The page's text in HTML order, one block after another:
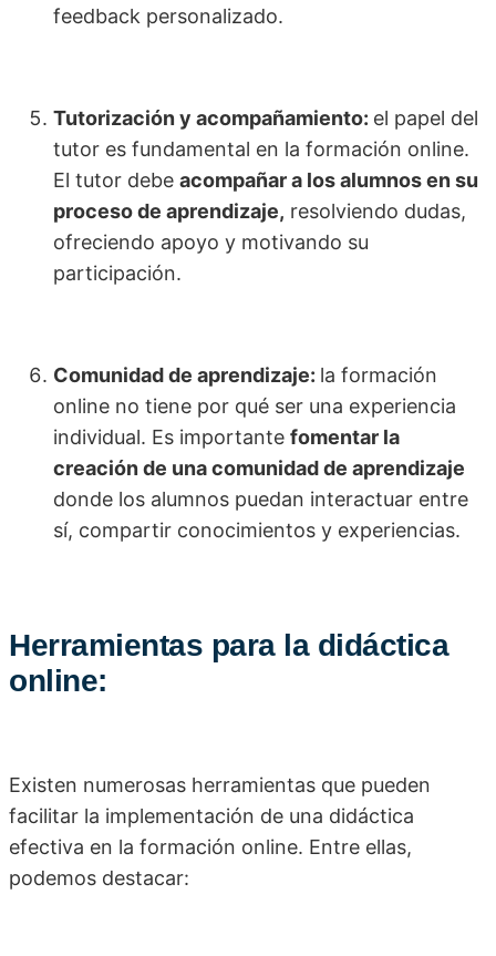
feedback personalizado.
Tutorización y acompañamiento: el papel del
tutor es fundamental en la formación online.
El tutor debe acompañar a los alumnos en su
proceso de aprendizaje, resolviendo dudas,
ofreciendo apoyo y motivando su
participación.
Comunidad de aprendizaje: la formación
online no tiene por qué ser una experiencia
individual. Es importante fomentar la
creación de una comunidad de aprendizaje
donde los alumnos puedan interactuar entre
sí, compartir conocimientos y experiencias.
Herramientas para la didáctica
online:
Existen numerosas herramientas que pueden
facilitar la implementación de una didáctica
efectiva en la formación online. Entre ellas,
podemos destacar: